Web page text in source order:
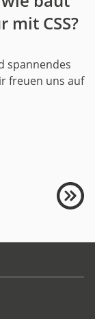
mit CSS?
spannendes
freuen uns auf